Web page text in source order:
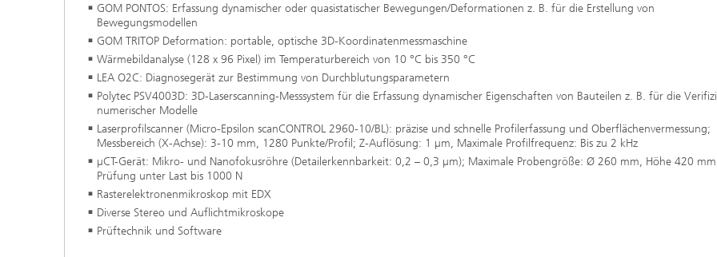
GOM PONTOS: Erfassung dynamischer oder quasistatischer Bewegungen/Deformationen z. B. für die Erstellung von
Bewegungsmodellen
GOM TRITOP Deformation: portable, optische 3D-Koordinatenmessmaschine
Wärmebildanalyse (128 x 96 Pixel) im Temperaturbereich von 10 °C bis 350 °C
LEA O2C: Diagnosegerät zur Bestimmung von Durchblutungsparametern
Polytec PSV4003D: 3D-Laserscanning-Messsystem für die Erfassung dynamischer Eigenschaften von Bauteilen z. B. für die
numerischer Modelle
Laserprofilscanner (Micro-Epsilon scanCONTROL 2960-10/BL): präzise und schnelle Profilerfassung und Oberflächenvermessung;
Messbereich (X-Achse): 3-10 mm, 1280 Punkte/Profil; Z-Auflösung: 1 µm, Maximale Profilfrequenz: Bis zu 2 kHz
µCT-Gerät: Mikro- und Nanofokusröhre (Detailerkennbarkeit: 0,2 – 0,3 µm); Maximale Probengröße: Ø 260 mm, Höhe 420
Prüfung unter Last bis 1000 N
Rasterelektronenmikroskop mit EDX
Diverse Stereo und Auflichtmikroskope
Prüftechnik und Software